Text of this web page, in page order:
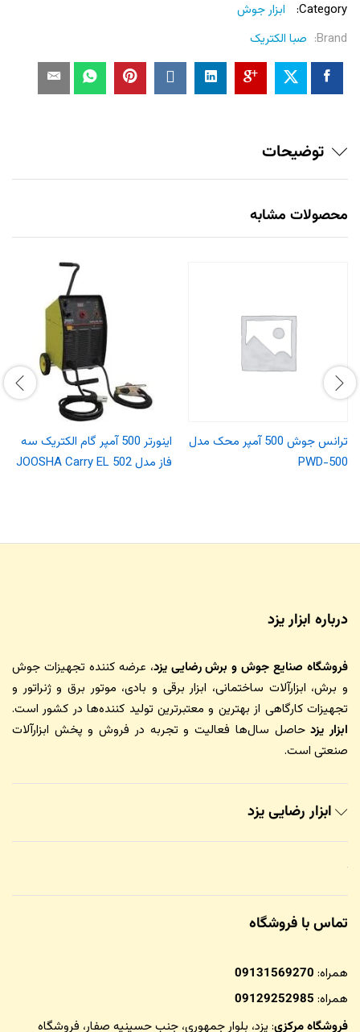
Category:
ابزار جوش
Brand: صبا الکتریک
توضیحات
محصولات مشابه
ترانس جوش 500 آمپر محک مدل
PWD-500
اینورتر 500 آمپر گام الکتریک سه
فاز مدل JOOSHA Carry EL 502
درباره ابزار یزد
فروشگاه صنایع جوش و برش رضایی یزد، عرضه کننده تجهیزات جوش
و برش، ابزارآلات ساختمانی، ابزار برقی و بادی، موتور برق و ژنراتور و
تجهیزات کارگاهی از بهترین و معتبرترین تولید کننده‌ها در کشور است.
ابزار یزدحاصل سال‌ها فعالیت و تجربه در فروش و پخش ابزارآلات
صنعتی است.
ابزار رضایی یزد
تماس با فروشگاه
همراه: 09131569270
همراه: 09129252985
فروشگاه مرکزی: یزد، بلوار جمهوری، جنب حسینیه صفار، فروشگاه